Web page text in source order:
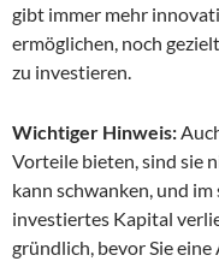
gibt immer mehr
ermöglichen, noch
zu investieren.
Wichtiger Hinweis:
Vorteile bieten, sind sie
kann schwanken, und
investiertes Kapital
gründlich, bevor Sie